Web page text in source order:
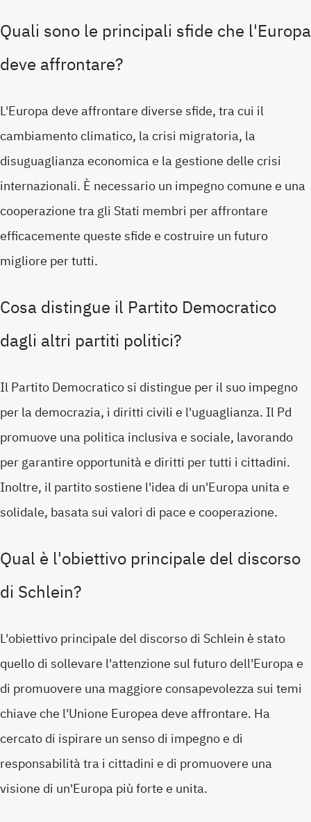
Quali sono le principali sfide che l'Europa
deve affrontare?
L'Europa deve affrontare diverse sfide, tra cui il
cambiamento climatico, la crisi migratoria, la
disuguaglianza economica e la gestione delle crisi
internazionali. È necessario un impegno comune e una
cooperazione tra gli Stati membri per affrontare
efficacemente queste sfide e costruire un futuro
migliore per tutti.
Cosa distingue il Partito Democratico
dagli altri partiti politici?
Il Partito Democratico si distingue per il suo impegno
per la democrazia, i diritti civili e l'uguaglianza. Il Pd
promuove una politica inclusiva e sociale, lavorando
per garantire opportunità e diritti per tutti i cittadini.
Inoltre, il partito sostiene l'idea di un'Europa unita e
solidale, basata sui valori di pace e cooperazione.
Qual è l'obiettivo principale del discorso
di Schlein?
L'obiettivo principale del discorso di Schlein è stato
quello di sollevare l'attenzione sul futuro dell'Europa e
di promuovere una maggiore consapevolezza sui temi
chiave che l'Unione Europea deve affrontare. Ha
cercato di ispirare un senso di impegno e di
responsabilità tra i cittadini e di promuovere una
visione di un'Europa più forte e unita.